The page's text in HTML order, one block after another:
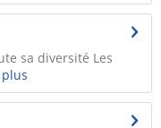
sa diversité Les
plus